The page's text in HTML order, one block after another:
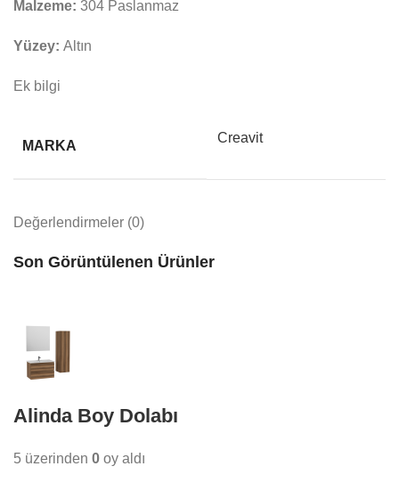
Malzeme: 304 Paslanmaz
Yüzey: Altın
Ek bilgi
MARKA
Creavit
Değerlendirmeler (0)
Son Görüntülenen Ürünler
Alinda Boy Dolabı
5 üzerinden 0 oy aldı